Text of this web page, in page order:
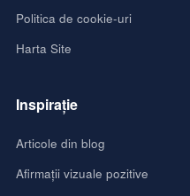
Politica de cookie-uri
Harta Site
Inspirație
Articole din blog
Afirmații vizuale pozitive